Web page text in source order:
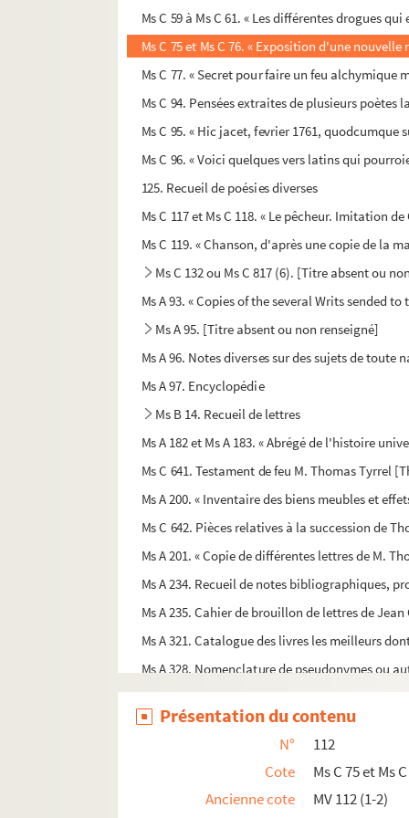
Ms C 59 à Ms C 61. « Les différentes drogues
Ms C 75 et Ms C 76. « Exposition d'une
Ms C 77. « Secret pour faire un feu alchymique
Ms C 94. Pensées extraites de plusieurs poètes
Ms C 95. « Hic jacet, fevrier 1761,
Ms C 96. « Voici quelques vers latins qui
125. Recueil de poésies diverses
Ms C 117 et Ms C 118. « Le pêcheur. Imitation
Ms C 119. « Chanson, d'après une copie de la
Ms C 132 ou Ms C 817 (6). [Titre absent ou
Ms A 93. « Copies of the several Writs sended
Ms A 95. [Titre absent ou non renseigné]
Ms A 96. Notes diverses sur des sujets de
Ms A 97. Encyclopédie
Ms B 14. Recueil de lettres
Ms A 182 et Ms A 183. « Abrégé de l'histoire
Ms C 641. Testament de feu M. Thomas Tyrrel
Ms A 200. « Inventaire des biens meubles et
Ms C 642. Pièces relatives à la succession de
Ms A 201. « Copie de différentes lettres de M.
Ms A 234. Recueil de notes bibliographiques,
Ms A 235. Cahier de brouillon de lettres de
Ms A 321. Catalogue des livres les meilleurs
Ms A 328. Nomenclature de pseudonymes ou
Ms C 76. Exposition d'une méthode d'écrire
Ms B 85. Ouvrage généralement approuvé sur
Ms B 87. Catalogue de livres
Ms C 693. Recette pour composer une
Ms C 694. Réflexions philosophiques à
Présentation du contenu
N°
112
Cote
Ms C 75 et Ms
Ancienne cote
MV 112 (1-2)